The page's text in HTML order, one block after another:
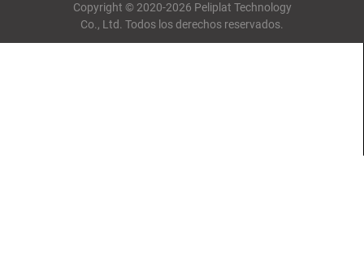
Copyright © 2020-2026 Peliplat Technology
Co., Ltd. Todos los derechos reservados.